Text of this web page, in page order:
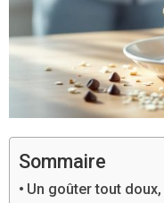
Sommaire
Un goûter tout